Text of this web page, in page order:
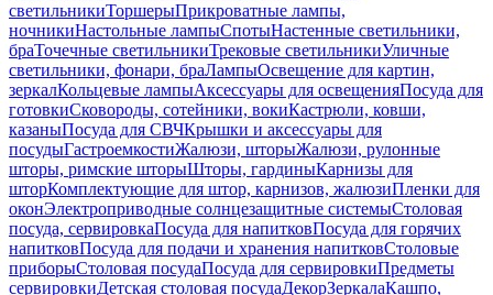
светильникиТоршерыПрикроватные лампы,
ночникиНастольные лампыСпотыНастенные светильники,
браТочечные светильникиТрековые светильникиУличные
светильники, фонари, браЛампыОсвещение для картин,
зеркалКольцевые лампыАксессуары для освещенияПосуда для
готовкиСковороды, сотейники, вокиКастрюли, ковши,
казаныПосуда для СВЧКрышки и аксессуары для
посудыГастроемкостиЖалюзи, шторыЖалюзи, рулонные
шторы, римские шторыШторы, гардиныКарнизы для
шторКомплектующие для штор, карнизов, жалюзиПленки для
оконЭлектроприводные солнцезащитные системыСтоловая
посуда, сервировкаПосуда для напитковПосуда для горячих
напитковПосуда для подачи и хранения напитковСтоловые
приборыСтоловая посудаПосуда для сервировкиПредметы
сервировкиДетская столовая посудаДекорЗеркалаКашпо,